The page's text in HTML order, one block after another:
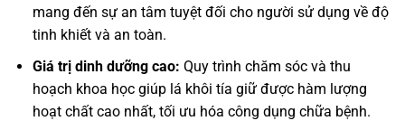
mang đến sự an tâm tuyệt đối cho người sử dụng về độ
tinh khiết và an toàn.
Giá trị dinh dưỡng cao: Quy trình chăm sóc và thu
hoạch khoa học giúp lá khôi tía giữ được hàm lượng
hoạt chất cao nhất, tối ưu hóa công dụng chữa bệnh.